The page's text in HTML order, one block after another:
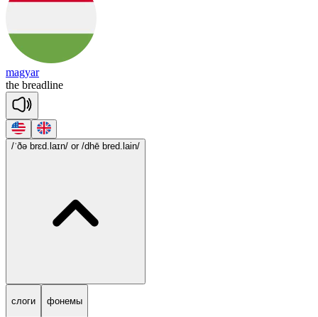
magyar
the breadline
/ˈðə brɛd.laɪn/ or /dhē bred.lain/
слоги фонемы